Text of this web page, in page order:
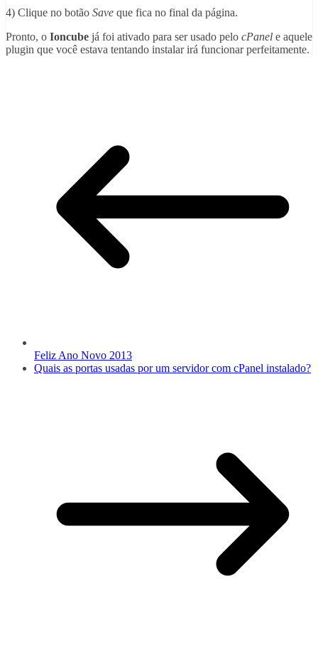
4) Clique no botão Save que fica no final da página.
Pronto, o Ioncube já foi ativado para ser usado pelo cPanel e aquele
plugin que você estava tentando instalar irá funcionar perfeitamente.
Feliz Ano Novo 2013
Quais as portas usadas por um servidor com cPanel instalado?